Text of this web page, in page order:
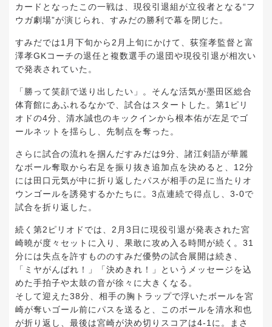
カードとなったこの一戦は、現役引退組が立役者となる“フ
ウガ劇場”が演じられ、すみだの勝利で幕を閉じた。
すみだでは1月下旬から2月上旬にかけて、荻窪孝監督と富
澤孝GKコーチの退任と複数選手の退団や現役引退が相次い
で発表されていた。
「勝って笑顔で送り出したい」。そんな活気が墨田区総合
体育館にあふれるなかで、試合はスタートした。第1ピリ
オドの4分、清水誠也のキックインから根本佑が左足でゴ
ールネットを揺らし、先制点を奪った。
さらに試合の流れを掴んだすみだは9分、諸江剣語が華麗
なボール奪取から右足を振り抜き追加点を決めると、12分
には田口元気が中に折り返したパスが相手の足に当たりオ
ウンゴールを誘発するかたちに。3点連続で得点し、3-0で
試合を折り返した。
続く第2ピリオドでは、2月3日に現役引退が発表された宮
崎曉が度々セットに入り、果敢に攻め入る時間が続く。31
分には失点を許すもののすみだ優勢の試合展開は続き、
「ミヤがんばれ！」「決めきれ！」というメッセージを込
めた手拍子や太鼓の音が徐々に大きくなる。
そして迎えた38分、相手の胸トラップで浮いたボールを宮
崎が奪いゴール前にパスを送ると、このボールを清水和也
が折り返し、最後は宮崎が決め切りスコアは4-1に。まさ